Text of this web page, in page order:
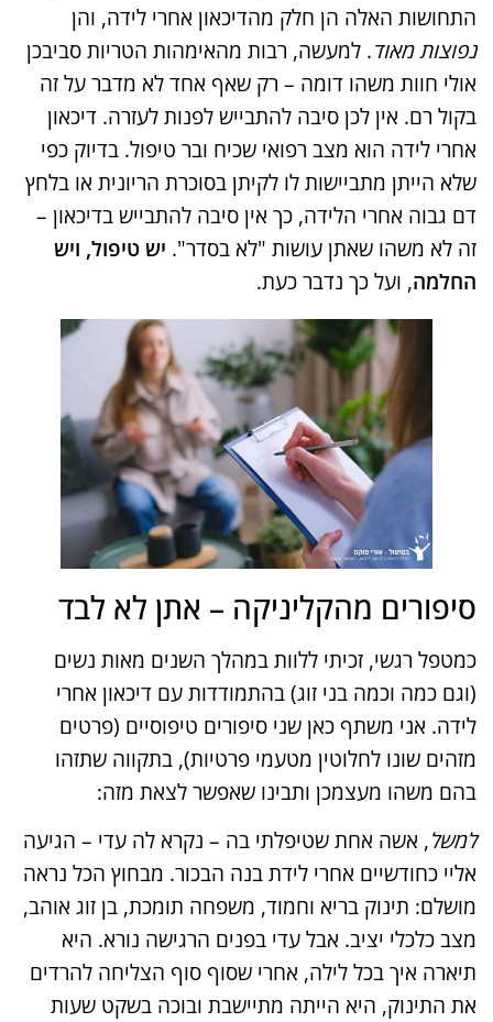
התחושות האלה הן חלק מהדיכאון אחרי לידה, והן
נפוצות מאוד. למעשה, רבות מהאימהות הטריות סביבכן
אולי חוות משהו דומה – רק שאף אחד לא מדבר על זה
בקול רם. אין לכן סיבה להתבייש לפנות לעזרה. דיכאון
אחרי לידה הוא מצב רפואי שכיח ובר טיפול. בדיוק כפי
שלא הייתן מתביישות לו לקיתן בסוכרת הריונית או בלחץ
דם גבוה אחרי הלידה, כך אין סיבה להתבייש בדיכאון –
זה לא משהו שאתן עושות "לא בסדר". יש טיפול, ויש
החלמה, ועל כך נדבר כעת.
סיפורים מהקליניקה – אתן לא לבד
כמטפל רגשי, זכיתי ללוות במהלך השנים מאות נשים
(וגם כמה וכמה בני זוג) בהתמודדות עם דיכאון אחרי
לידה. אני משתף כאן שני סיפורים טיפוסיים (פרטים
מזהים שונו לחלוטין מטעמי פרטיות), בתקווה שתזהו
בהם משהו מעצמכן ותבינו שאפשר לצאת מזה:
למשל, אשה אחת שטיפלתי בה – נקרא לה עדי – הגיעה
אליי כחודשיים אחרי לידת בנה הבכור. מבחוץ הכל נראה
מושלם: תינוק בריא וחמוד, משפחה תומכת, בן זוג אוהב,
מצב כלכלי יציב. אבל עדי בפנים הרגישה נורא. היא
תיארה איך בכל לילה, אחרי שסוף סוף הצליחה להרדים
את התינוק, היא הייתה מתיישבת ובוכה בשקט שעות